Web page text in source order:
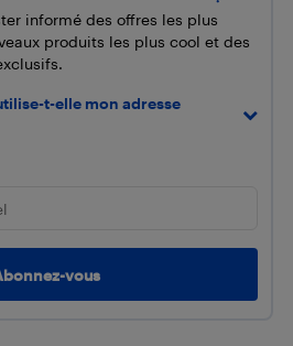
informé des offres les plus
produits les plus cool et des
t-elle mon adresse